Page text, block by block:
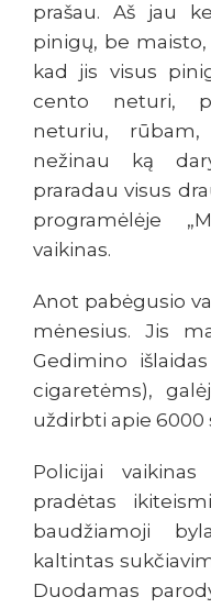
prašau. Aš jau
pinigų, be
kad jis visus
cento neturi,
neturiu,
nežinau ką
praradau visus
programėlėje
vaikinas.
Anot pabėgusio
mėnesius. Jis
Gedimino
cigaretėms),
uždirbti apie 6000
Policijai
pradėtas
baudžiamoji
kaltintas
Duodamas